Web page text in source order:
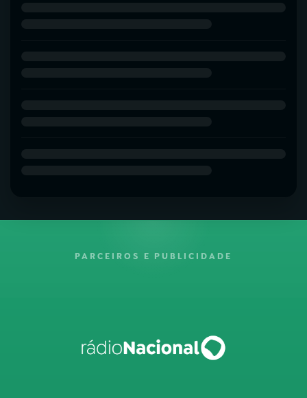
PARCEIROS E PUBLICIDADE